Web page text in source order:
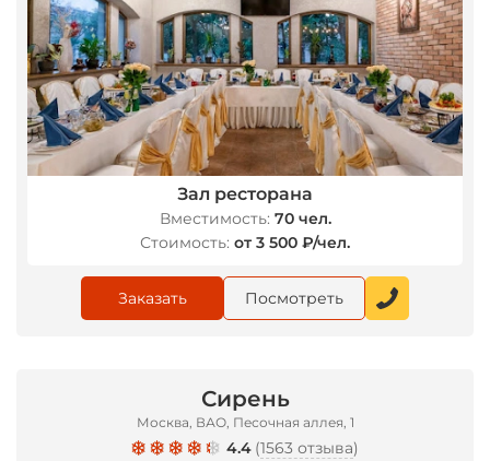
Зал ресторана
Вместимость: 70 чел.
Стоимость: от 3 500 ₽/чел.
Заказать Посмотреть
Сирень
Москва, ВАО, Песочная аллея, 1
4.4 (1563 отзыва)